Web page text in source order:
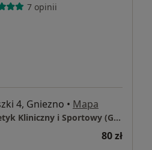
7 opinii
4, Gniezno • Mapa
Szymon Kuliński – Dietetyk Kliniczny i Sportowy (Gniezno)
80 zł